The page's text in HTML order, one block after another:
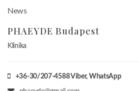
News
PHAEYDE Budapest
Klinika
+36-30/207-4588Viber, WhatsApp